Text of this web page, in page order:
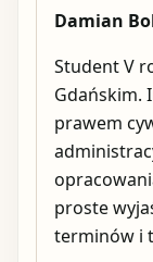
Damian
Student V
Gdańskim.
prawem
proste
terminów i